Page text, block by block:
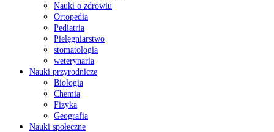
Nauki o zdrowiu
Ortopedia
Pediatria
Pielęgniarstwo
stomatologia
weterynaria
Nauki przyrodnicze
Biologia
Chemia
Fizyka
Geografia
Nauki społeczne